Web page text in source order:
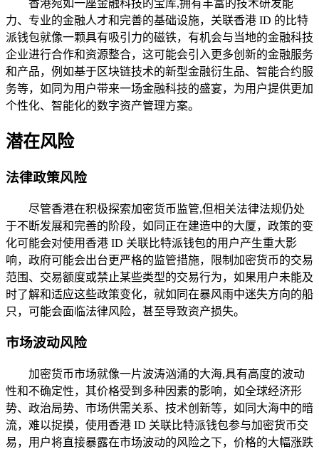
香港宛如一座金融科技的宝库,拥有丰富的技术研发能
力、专业的金融人才和完善的基础设施，关联香港 ID 的比特
派钱包就像一颗具有吸引力的磁铁，有机会与当地的金融科技
企业进行合作和资源整合，这可能会引入更多创新的金融服务
和产品，例如基于区块链技术的新型金融衍生品、智能合约服
务等，如同为用户带来一场金融科技的盛宴，为用户提供更加
个性化、智能化的数字资产管理方案。
潜在风险
法律政策风险
尽管香港在积极探索加密货币监管,但相关法律法规仍处
于不断发展和完善的阶段，如同正在建造中的大厦，政策的变
化可能会对使用香港 ID 关联比特派钱包的用户产生重大影
响，政府可能会出台更严格的监管措施，限制加密货币的交易
范围、交易额度或禁止某些类型的交易行为，如果用户未能及
时了解和适应这些政策变化，就如同在暴风雨中迷失方向的船
只，可能会面临法律风险，甚至导致资产损失。
市场波动风险
加密货币市场就像一片波涛汹涌的大海,具有高度的波动
性和不确定性，其价格受到多种因素的影响，如全球经济形
势、政治局势、市场供需关系、技术创新等，如同大海中的暗
流，难以捉摸，使用香港 ID 关联比特派钱包参与加密货币交
易，用户将直接暴露在市场波动的风险之下，价格的大幅涨跌